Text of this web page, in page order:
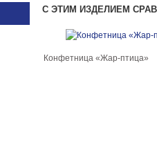
С ЭТИМ ИЗДЕЛИЕМ
Конфетница «Жар-птица»